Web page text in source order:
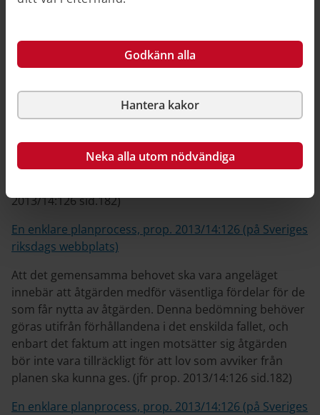
Godkänn alla
Hantera kakor
Neka alla utom nödvändiga
några få personer. En åtgärd som tillgodoser ett behov
för ett enstaka en- eller tvåbostadshus kan inte
åtgärden avser att tillgodose ett angeläget behov som
är gemensamt för boende i flera en- eller
medge en avvikelse. Ett exempel på en sådan åtgärd är
gemensamma förråd eller garage som uppförs för att
2013/14:126 sid.182)
En enklare planprocess, prop. 2013/14:126 (på Sveriges
riksdags webbplats)
Att det gemensamma behovet ska vara angeläget
innebär att åtgärden medför väsentliga fördelar för de
som får nytta av åtgärden. Denna bedömning behöver
göras utifrån förhållandena i det enskilda fallet, och
enbart det faktum att ingen motsätter sig åtgärden
bör inte vara tillräckligt för att lov som avviker från
planen ska kunna ges. (jfr prop. 2013/14:126 sid.182)
En enklare planprocess, prop. 2013/14:126 (på Sveriges